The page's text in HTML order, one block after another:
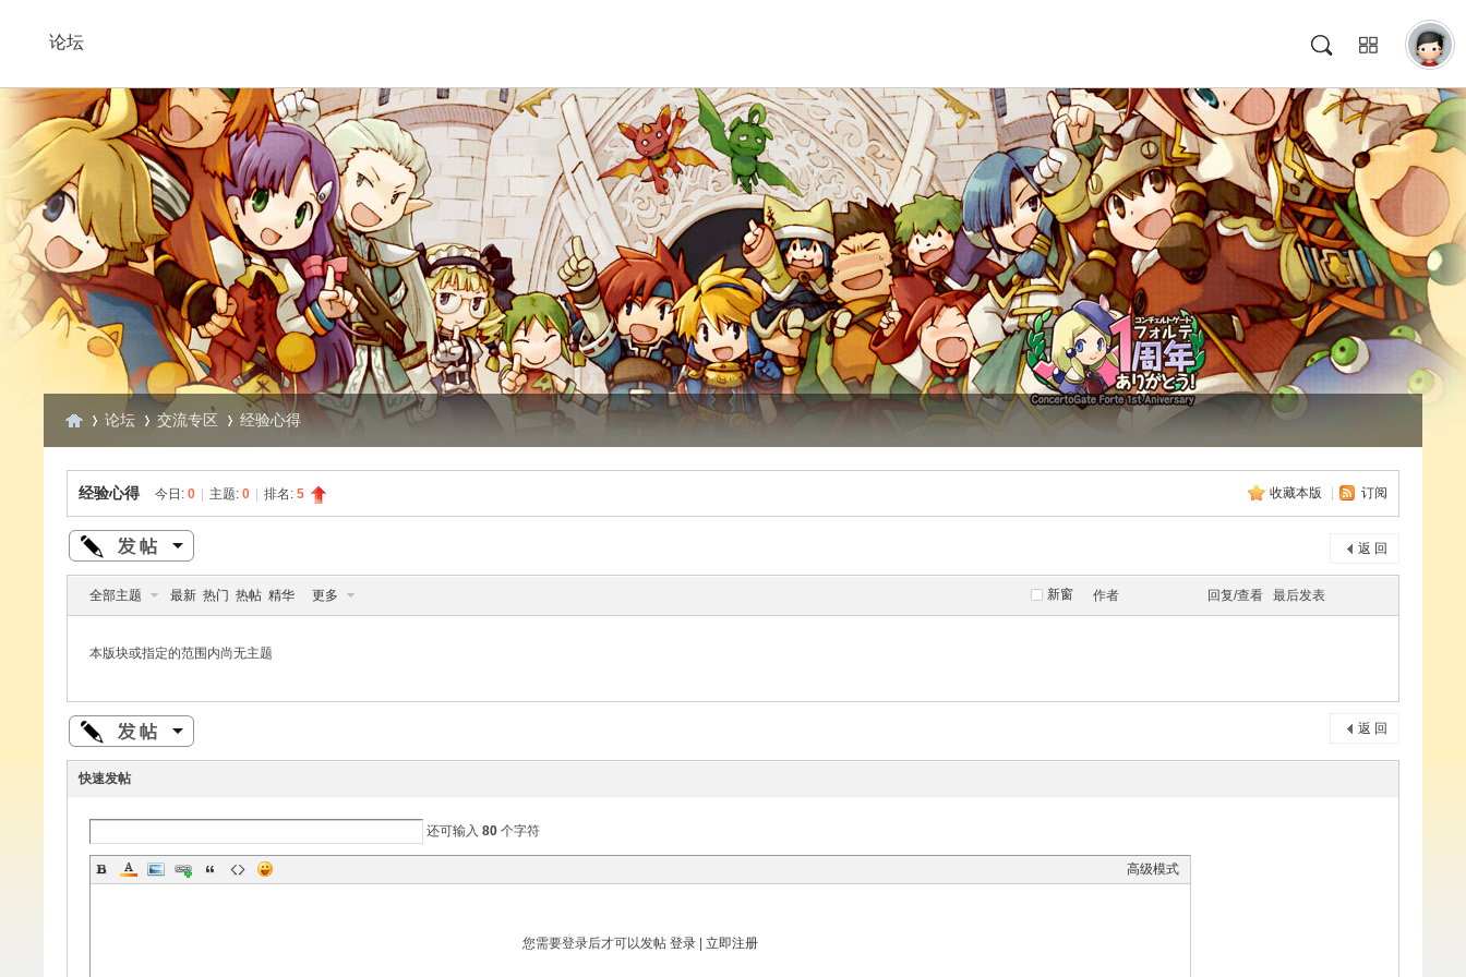
论坛
Di»
论坛
›
交流专区
›
经验心得
收藏本版 订阅
经验心得 今日: 0 主题: 0 排名: 5
返 回
新窗
全部主题 最新 热门 热帖 精华 更多 作者 回复/查看 最后发表
本版块或指定的范围内尚无主题
返 回
快速发帖
还可输入 80个字符
高级模式
您需要登录后才可以发帖 登录| 立即注册